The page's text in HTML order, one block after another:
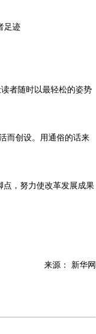
者随时以最轻松的姿势
而创设。用通俗的话来
，努力使改革发展成果
来源： 新华网